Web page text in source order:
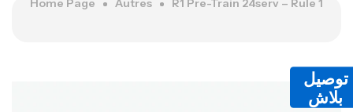
Home Page Autres R1 Pre-Train 24serv – Rule 1
توصيل
بلاش